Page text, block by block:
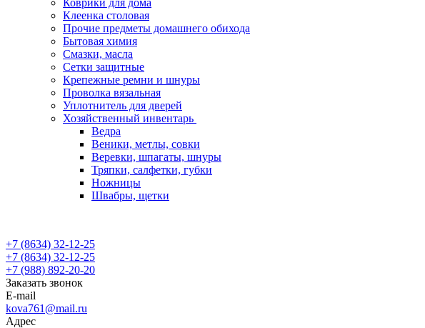
Коврики для дома
Клеенка столовая
Прочие предметы домашнего обихода
Бытовая химия
Смазки, масла
Сетки защитные
Крепежные ремни и шнуры
Проволка вязальная
Уплотнитель для дверей
Хозяйственный инвентарь
Ведра
Веники, метлы, совки
Веревки, шпагаты, шнуры
Тряпки, салфетки, губки
Ножницы
Швабры, щетки
+7 (8634) 32-12-25
+7 (8634) 32-12-25
+7 (988) 892-20-20
Заказать звонок
E-mail
kova761@mail.ru
Адрес